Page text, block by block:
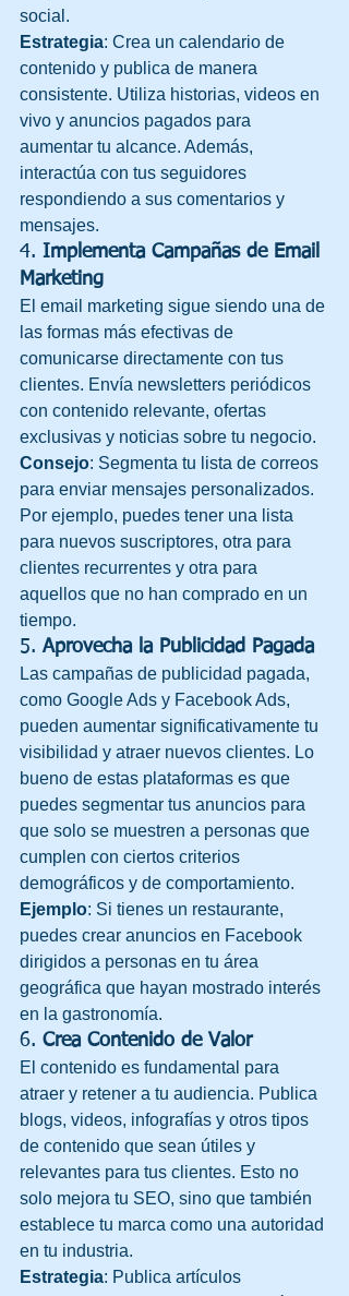
social.
Estrategia: Crea un calendario de
contenido y publica de manera
consistente. Utiliza historias, videos en
vivo y anuncios pagados para
aumentar tu alcance. Además,
interactúa con tus seguidores
respondiendo a sus comentarios y
mensajes.
4. Implementa Campañas de Email
Marketing
El email marketing sigue siendo una de
las formas más efectivas de
comunicarse directamente con tus
clientes. Envía newsletters periódicos
con contenido relevante, ofertas
exclusivas y noticias sobre tu negocio.
Consejo: Segmenta tu lista de correos
para enviar mensajes personalizados.
Por ejemplo, puedes tener una lista
para nuevos suscriptores, otra para
clientes recurrentes y otra para
aquellos que no han comprado en un
tiempo.
5. Aprovecha la Publicidad Pagada
Las campañas de publicidad pagada,
como Google Ads y Facebook Ads,
pueden aumentar significativamente tu
visibilidad y atraer nuevos clientes. Lo
bueno de estas plataformas es que
puedes segmentar tus anuncios para
que solo se muestren a personas que
cumplen con ciertos criterios
demográficos y de comportamiento.
Ejemplo: Si tienes un restaurante,
puedes crear anuncios en Facebook
dirigidos a personas en tu área
geográfica que hayan mostrado interés
en la gastronomía.
6. Crea Contenido de Valor
El contenido es fundamental para
atraer y retener a tu audiencia. Publica
blogs, videos, infografías y otros tipos
de contenido que sean útiles y
relevantes para tus clientes. Esto no
solo mejora tu SEO, sino que también
establece tu marca como una autoridad
en tu industria.
Estrategia: Publica artículos